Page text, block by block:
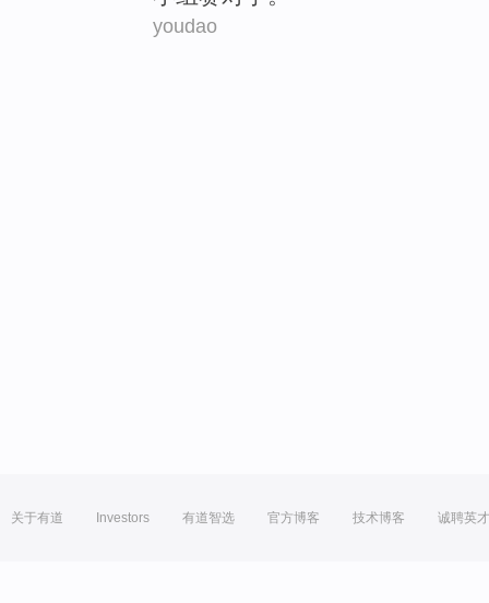
youdao
关于有道 Investors 有道智选 官方博客 技术博客 诚聘英才